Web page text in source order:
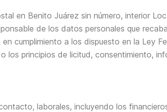
en Benito Juárez sin número, interior
de los datos personales que
cumplimiento a los dispuesto en la Ley
los principios de licitud, consentimiento,
laborales, incluyendo los